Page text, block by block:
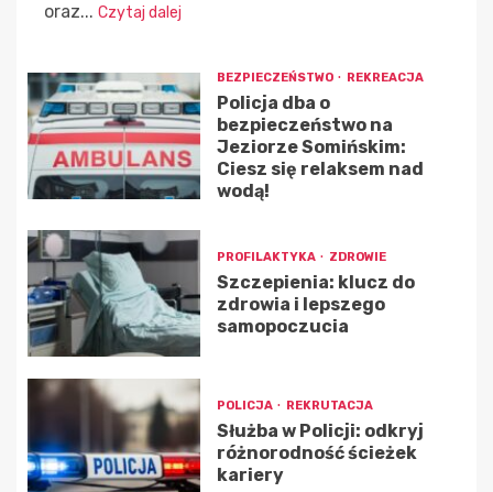
oraz... Czytaj dalej
BEZPIECZEŃSTWO REKREACJA
Policja dba o
bezpieczeństwo na
Jeziorze Somińskim:
Ciesz się relaksem nad
wodą!
PROFILAKTYKA ZDROWIE
Szczepienia: klucz do
zdrowia i lepszego
samopoczucia
POLICJA REKRUTACJA
Służba w Policji: odkryj
różnorodność ścieżek
kariery